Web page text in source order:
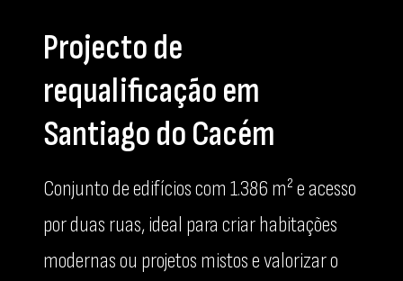
Projecto de
requalificação em
Santiago do Cacém
Conjunto de edifícios com 1.386 m² e acesso
por duas ruas, ideal para criar habitações
modernas ou projetos mistos e valorizar o